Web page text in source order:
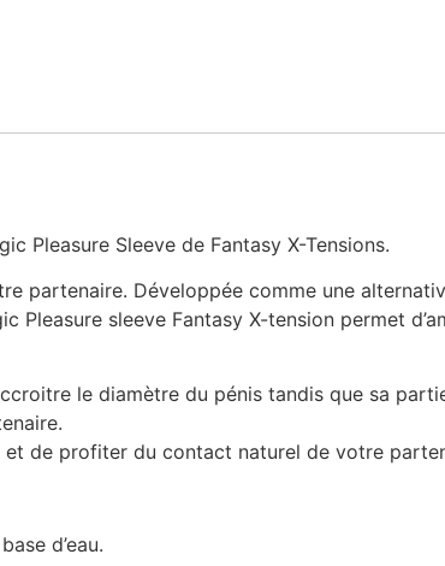
Pleasure Sleeve de Fantasy X-Tensions.
partenaire. Développée comme une
sleeve Fantasy X-tension permet
le diamètre du pénis tandis que sa
de profiter du contact naturel de votre
d’eau.